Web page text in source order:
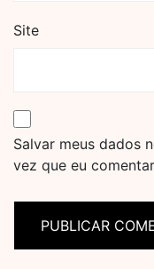
Site
Salvar meus dados
vez que eu